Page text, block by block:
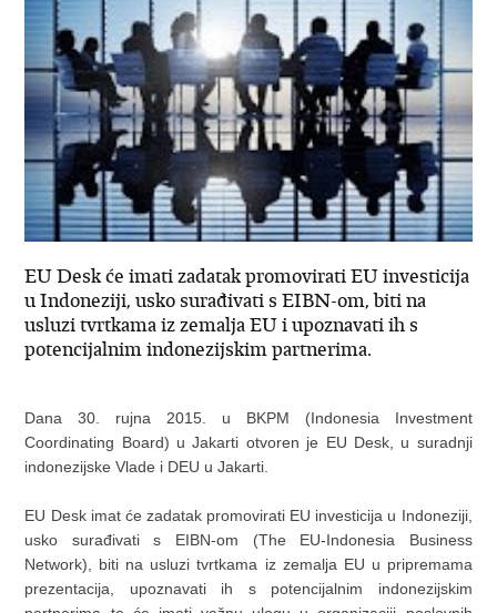
EU Desk će imati zadatak promovirati EU investicija
u Indoneziji, usko surađivati s EIBN-om, biti na
usluzi tvrtkama iz zemalja EU i upoznavati ih s
potencijalnim indonezijskim partnerima.
Dana 30. rujna 2015. u BKPM (Indonesia Investment
Coordinating Board) u Jakarti otvoren je EU Desk, u suradnji
indonezijske Vlade i DEU u Jakarti.
EU Desk imat će zadatak promovirati EU investicija u Indoneziji,
usko surađivati s EIBN-om (The EU-Indonesia Business
Network), biti na usluzi tvrtkama iz zemalja EU u pripremama
prezentacija, upoznavati ih s potencijalnim indonezijskim